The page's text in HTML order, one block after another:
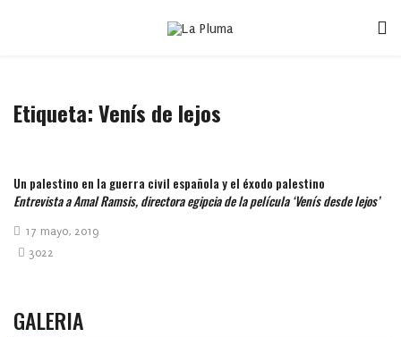
Etiqueta:Venís de lejos
Un palestino en la guerra civil española y el éxodo palestino
Entrevista a Amal Ramsis, directora egipcia de la película ‘Venís desde lejos’
17 mayo, 2019
3022
GALERIA